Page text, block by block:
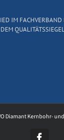
IM
Diamant Kernbohr-